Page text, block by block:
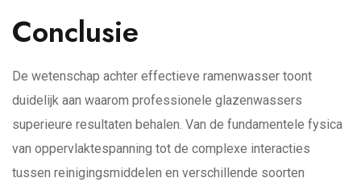
Conclusie
De wetenschap achter effectieve ramenwasser toont
duidelijk aan waarom professionele glazenwassers
superieure resultaten behalen. Van de fundamentele fysica
van oppervlaktespanning tot de complexe interacties
tussen reinigingsmiddelen en verschillende soorten